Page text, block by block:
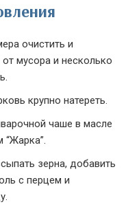
очистить и
мусора и несколько
крупно натереть.
чаше в масле
“Жарка”.
зерна, добавить
с перцем и